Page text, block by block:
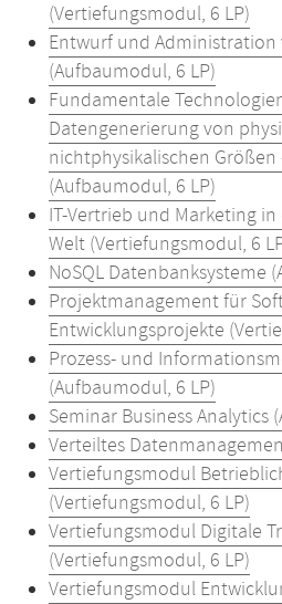
(Vertiefungsmodul, 6 LP)
Entwurf und Administration
(Aufbaumodul, 6 LP)
Fundamentale
Datengenerierung von
nichtphysikalischen Größen
(Aufbaumodul, 6 LP)
IT-Vertrieb und Marketing
Welt (Vertiefungsmodul, 6
NoSQL Datenbanksysteme
Projektmanagement für
Entwicklungsprojekte
Prozess- und
(Aufbaumodul, 6 LP)
Seminar Business Analytics
Verteiltes
Vertiefungsmodul
(Vertiefungsmodul, 6 LP)
Vertiefungsmodul Digitale
(Vertiefungsmodul, 6 LP)
Vertiefungsmodul